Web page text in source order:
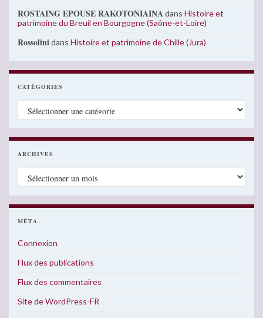
ROSTAING EPOUSE RAKOTONIAINAdans Histoire et
patrimoine du Breuil en Bourgogne (Saône-et-Loire)
Rossolinidans Histoire et patrimoine de Chille (Jura)
CATÉGORIES
Catégories
ARCHIVES
Archives
MÉTA
Connexion
Flux des publications
Flux des commentaires
Site de WordPress-FR